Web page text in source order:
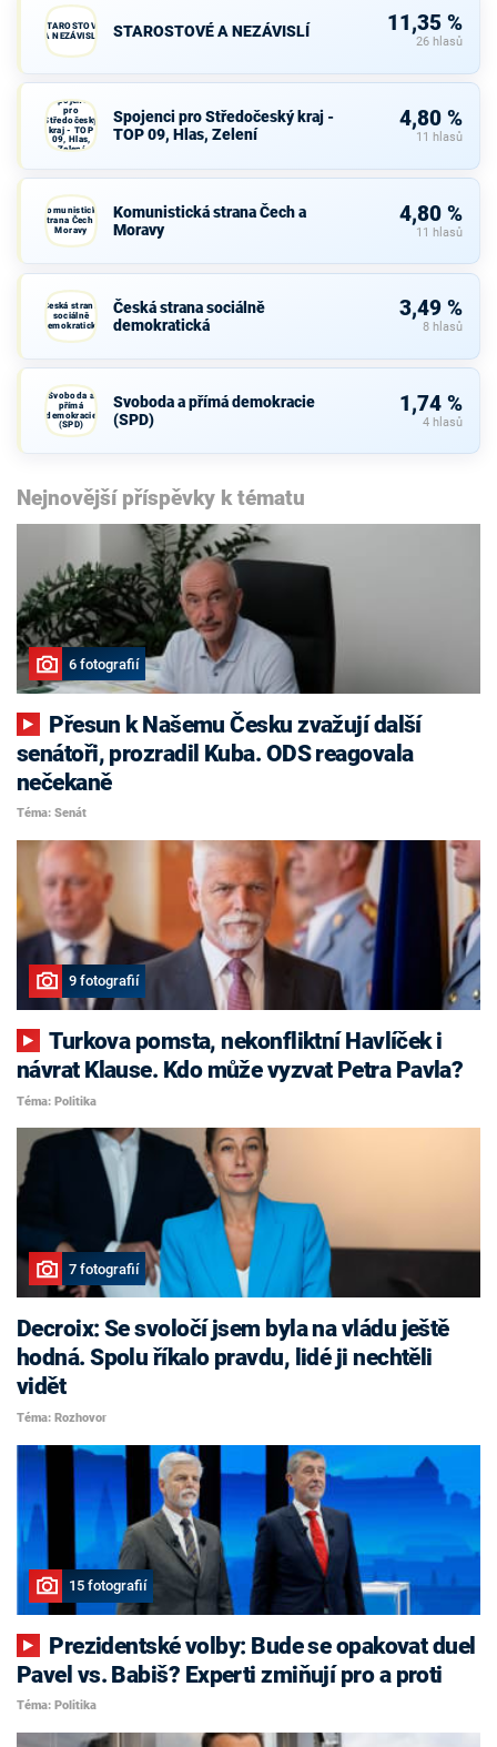
STAROSTOVÉ
A NEZÁVISLÍ
STAROSTOVÉ A NEZÁVISLÍ 11,35 %
26 hlasů
Spojenci
pro
Středočeský
kraj - TOP
09, Hlas,
Zelení
Spojenci pro Středočeský kraj -
TOP 09, Hlas, Zelení
4,80 %
11 hlasů
Komunistická
strana Čech a
Moravy
Komunistická strana Čech a
Moravy
4,80 %
11 hlasů
Česká strana
sociálně
demokratická
Česká strana sociálně
demokratická
3,49 %
8 hlasů
Svoboda a
přímá
demokracie
(SPD)
Svoboda a přímá demokracie
(SPD)
1,74 %
4 hlasů
Nejnovější příspěvky k tématu
6 fotografií
senátoři, prozradil Kuba. ODS reagovala
nečekaně
Téma: Senát
9 fotografií
Turkova pomsta, nekonfliktní Havlíček i
návrat Klause. Kdo může vyzvat Petra Pavla?
Téma: Politika
7 fotografií
Decroix: Se svoločí jsem byla na vládu ještě
hodná. Spolu říkalo pravdu, lidé ji nechtěli
vidět
Téma: Rozhovor
15 fotografií
Pavel vs. Babiš? Experti zmiňují pro a proti
Téma: Politika